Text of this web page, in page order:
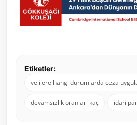
Etiketler:
velilere hangi durumlarda ceza
devamsızlık oranları kaç idari